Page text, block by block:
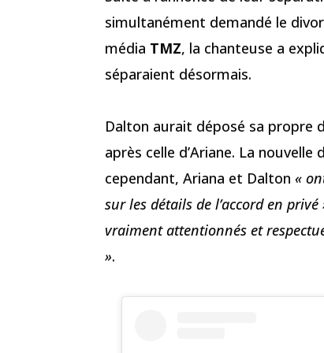
simultanément demandé le
média TMZ, la chanteuse a
séparaient désormais.
Dalton aurait déposé sa propre
après celle d’Ariane. La
cependant, Ariana et Dalton «
sur les détails de l’accord en privé
vraiment attentionnés et
».